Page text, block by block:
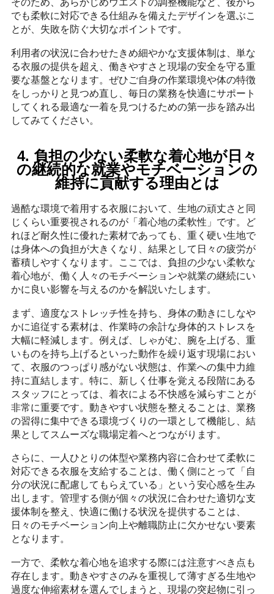
そのため、あらかじめウエストの調整機能など、後から
でも柔軟に対応できる仕組みを備えたデザインを選ぶこ
とが、失敗を防ぐ大切なポイントです。
利用者の状況に合わせたきめ細やかな支援体制は、単な
る衣服の提供を超え、働きやすさと現場の安全を守る重
要な基盤となります。ぜひご自身の作業環境や体の特徴
をしっかりと見つめ直し、毎日の業務を快適にサポート
してくれる最適な一着を見つけるための第一歩を踏み出
してみてください。
4. 負担の少ない柔軟な着心地が日々
の継続的な就業やモチベーションの
維持に貢献する理由とは
過酷な環境で着用する衣服において、生地の頑丈さと同
じくらい重要視されるのが「着心地の柔軟性」です。ど
れほど耐久性に優れた素材であっても、重く硬い生地で
は身体への負担が大きくなり、結果として日々の疲労が
蓄積しやすくなります。ここでは、負担の少ない柔軟な
着心地が、働く人々のモチベーションや就業の継続にい
かに良い影響を与えるのかを解説いたします。
まず、適度なストレッチ性を持ち、身体の動きにしなや
かに追従する素材は、作業時の余計な身体的ストレスを
大幅に軽減します。例えば、しゃがむ、腕を上げる、重
いものを持ち上げるといった動作を繰り返す現場におい
て、衣服のつっぱり感がない状態は、作業への集中力維
持に直結します。特に、新しく仕事を覚える段階にある
スタッフにとっては、着衣による不快感を減らすことが
非常に重要です。動きやすい状態を整えることは、業務
の習得に集中できる環境づくりの一環として機能し、結
果としてスムーズな職場定着へとつながります。
さらに、一人ひとりの体型や業務内容に合わせて柔軟に
対応できる衣服を支給することは、働く側にとって「自
分の状況に配慮してもらえている」という安心感を生み
出します。管理する側が個々の状況に合わせた適切な支
援体制を整え、快適に働ける状況を提供することは、
日々のモチベーション向上や離職防止に欠かせない要素
となります。
一方で、柔軟な着心地を追求する際には注意すべき点も
存在します。動きやすさのみを重視して薄すぎる生地や
過度な伸縮素材を選んでしまうと、現場の突起物に引っ